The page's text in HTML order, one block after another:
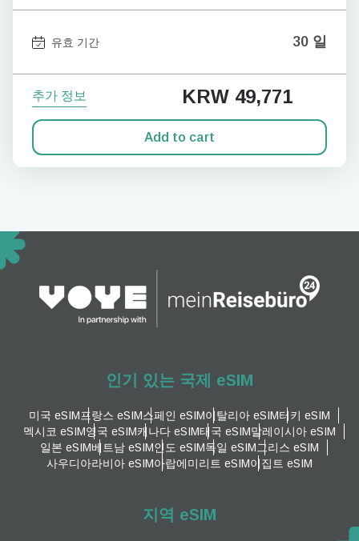
유효 기간 30 일
추가 정보 KRW 49,771
Add to cart
인기 있는 국제 eSIM
미국 eSIM프랑스 eSIM스페인 eSIM이탈리아 eSIM터키 eSIM
멕시코 eSIM영국 eSIM캐나다 eSIM태국 eSIM말레이시아 eSIM
일본 eSIM베트남 eSIM인도 eSIM독일 eSIM그리스 eSIM
사우디아라비아 eSIM아랍에미리트 eSIM이집트 eSIM
지역 eSIM